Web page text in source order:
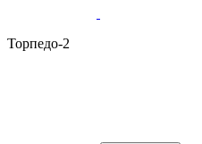
Торпедо-2